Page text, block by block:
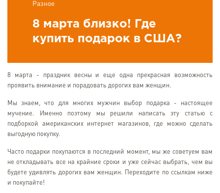
Разное
8 марта близко! Где
купить подарок в США?
8 марта - праздник весны и еще одна прекрасная возможность
проявить внимание и порадовать дорогих вам женщин.
Мы знаем, что для многих мужчин выбор подарка - настоящее
мучение. Именно поэтому мы решили написать эту статью с
подборкой американских интернет магазинов, где можно сделать
выгодную покупку.
Часто подарки покупаются в последний момент, мы же советуем вам
не откладывать все на крайние сроки и уже сейчас выбрать, чем вы
будете удивлять дорогих вам женщин. Переходите по ссылкам ниже
и покупайте!